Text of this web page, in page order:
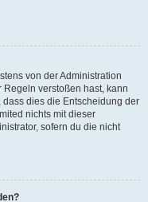
von der Administration
verstoßen hast, kann
dies die Entscheidung der
nichts mit dieser
sofern du die nicht